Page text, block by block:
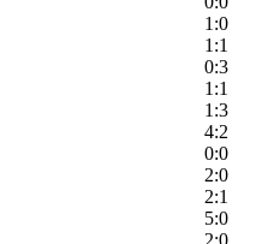
1:0
1:1
0:3
1:1
1:3
4:2
0:0
2:0
2:1
5:0